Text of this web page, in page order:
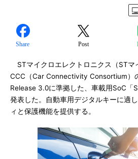
Share Post
STマイクロエレクトロニクス（STマ
CCC（Car Connectivity Consortium）
Release 3.0に準拠した、車載用SoC「
発表した。自動車用デジタルキーに適
ィと保護機能を提供する。